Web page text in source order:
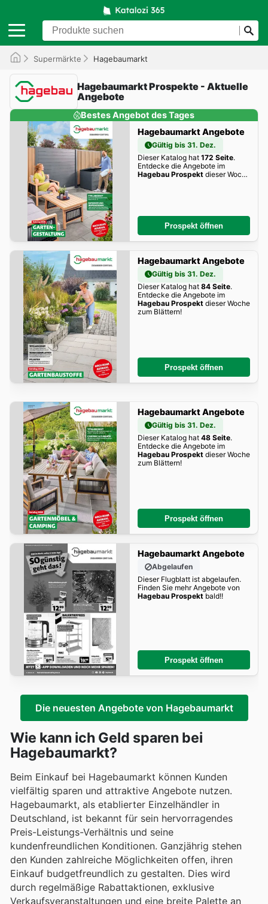
Supermärkte Hagebaumarkt
Hagebaumarkt Prospekte - Aktuelle
Angebote
Bestes Angebot des Tages
Hagebaumarkt Angebote
Gültig bis 31. Dez.
Dieser Katalog hat 172 Seite.
Entdecke die Angebote im
Hagebau Prospektdieser Woche
Prospekt öffnen
Hagebaumarkt Angebote
Gültig bis 31. Dez.
Dieser Katalog hat 84 Seite.
Entdecke die Angebote im
Hagebau Prospektdieser Woche
zum Blättern!
Prospekt öffnen
Hagebaumarkt Angebote
Gültig bis 31. Dez.
Dieser Katalog hat 48 Seite.
Entdecke die Angebote im
Hagebau Prospektdieser Woche
zum Blättern!
Prospekt öffnen
Hagebaumarkt Angebote
Abgelaufen
Dieser Flugblatt ist abgelaufen.
Finden Sie mehr Angebote von
Hagebau Prospektbald!!
Prospekt öffnen
Die neuesten Angebote von Hagebaumarkt
Wie kann ich Geld sparen bei
Hagebaumarkt?
Beim Einkauf bei Hagebaumarkt können Kunden
vielfältig sparen und attraktive Angebote nutzen.
Hagebaumarkt, als etablierter Einzelhändler in
Deutschland, ist bekannt für sein hervorragendes
Preis-Leistungs-Verhältnis und seine
kundenfreundlichen Konditionen. Ganzjährig stehen
den Kunden zahlreiche Möglichkeiten offen, ihren
Einkauf budgetfreundlich zu gestalten. Dies wird
durch regelmäßige Rabattaktionen, exklusive
Verkaufsveranstaltungen und eine breite Palette an